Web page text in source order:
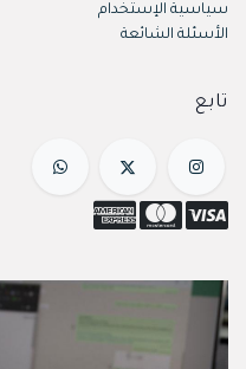
تابع
سياسية الإستخدام
الأسئلة الشائعة